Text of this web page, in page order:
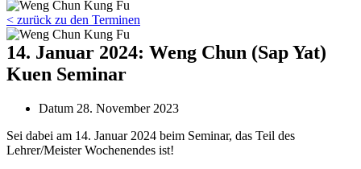
< zurück zu den Terminen
14. Januar 2024: Weng Chun (Sap Yat)
Kuen Seminar
Datum 28. November 2023
Sei dabei am 14. Januar 2024 beim Seminar, das Teil des
Lehrer/Meister Wochenendes ist!